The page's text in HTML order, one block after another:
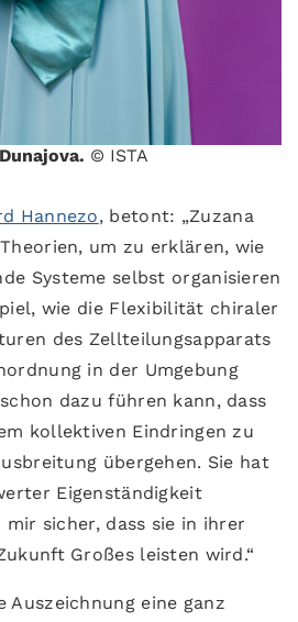
© ISTA
Hannezo, betont: „Zuzana
um zu erklären, wie
Systeme selbst organisieren
wie die Flexibilität chiraler
des Zellteilungsapparats
in der Umgebung
dazu führen kann, dass
kollektiven Eindringen zu
übergehen. Sie hat
Eigenständigkeit
sicher, dass sie in ihrer
Großes leisten wird.“
Auszeichnung eine ganz